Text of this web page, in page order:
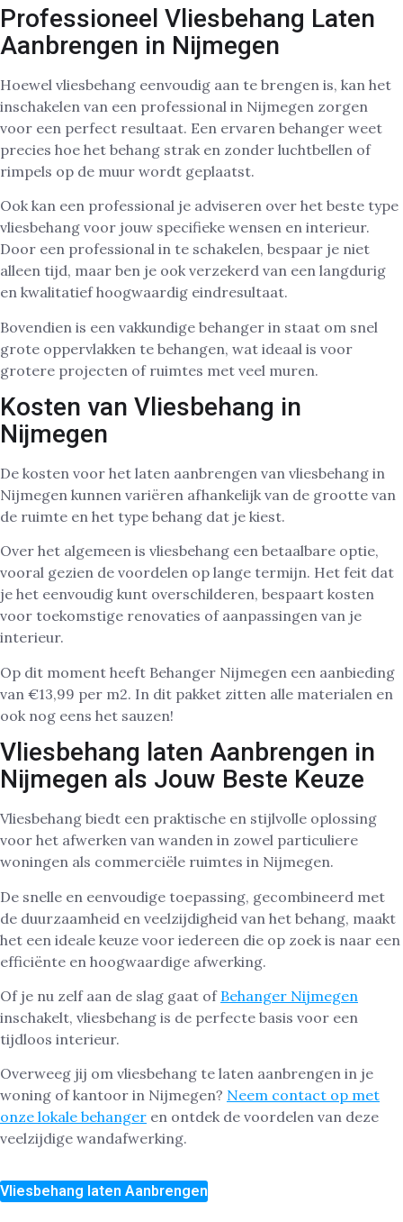
Professioneel Vliesbehang Laten
Aanbrengen in Nijmegen
Hoewel vliesbehang eenvoudig aan te brengen is, kan het
inschakelen van een professional in Nijmegen zorgen
voor een perfect resultaat. Een ervaren behanger weet
precies hoe het behang strak en zonder luchtbellen of
rimpels op de muur wordt geplaatst.
Ook kan een professional je adviseren over het beste type
vliesbehang voor jouw specifieke wensen en interieur.
Door een professional in te schakelen, bespaar je niet
alleen tijd, maar ben je ook verzekerd van een langdurig
en kwalitatief hoogwaardig eindresultaat.
Bovendien is een vakkundige behanger in staat om snel
grote oppervlakken te behangen, wat ideaal is voor
grotere projecten of ruimtes met veel muren.
Kosten van Vliesbehang in
Nijmegen
De kosten voor het laten aanbrengen van vliesbehang in
Nijmegen kunnen variëren afhankelijk van de grootte van
de ruimte en het type behang dat je kiest.
Over het algemeen is vliesbehang een betaalbare optie,
vooral gezien de voordelen op lange termijn. Het feit dat
je het eenvoudig kunt overschilderen, bespaart kosten
voor toekomstige renovaties of aanpassingen van je
interieur.
Op dit moment heeft Behanger Nijmegen een aanbieding
van €13,99 per m2. In dit pakket zitten alle materialen en
ook nog eens het sauzen!
Vliesbehang laten Aanbrengen in
Nijmegen als Jouw Beste Keuze
Vliesbehang biedt een praktische en stijlvolle oplossing
voor het afwerken van wanden in zowel particuliere
woningen als commerciële ruimtes in Nijmegen.
De snelle en eenvoudige toepassing, gecombineerd met
de duurzaamheid en veelzijdigheid van het behang, maakt
het een ideale keuze voor iedereen die op zoek is naar een
efficiënte en hoogwaardige afwerking.
Of je nu zelf aan de slag gaat of Behanger Nijmegen
inschakelt, vliesbehang is de perfecte basis voor een
tijdloos interieur.
Overweeg jij om vliesbehang te laten aanbrengen in je
woning of kantoor in Nijmegen? Neem contact op met
onze lokale behanger en ontdek de voordelen van deze
veelzijdige wandafwerking.
Vliesbehang laten Aanbrengen